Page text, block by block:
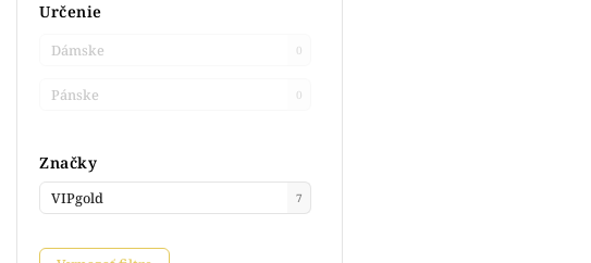
Značky
VIPgold 7
Určenie
Dámske 0
Pánske 0